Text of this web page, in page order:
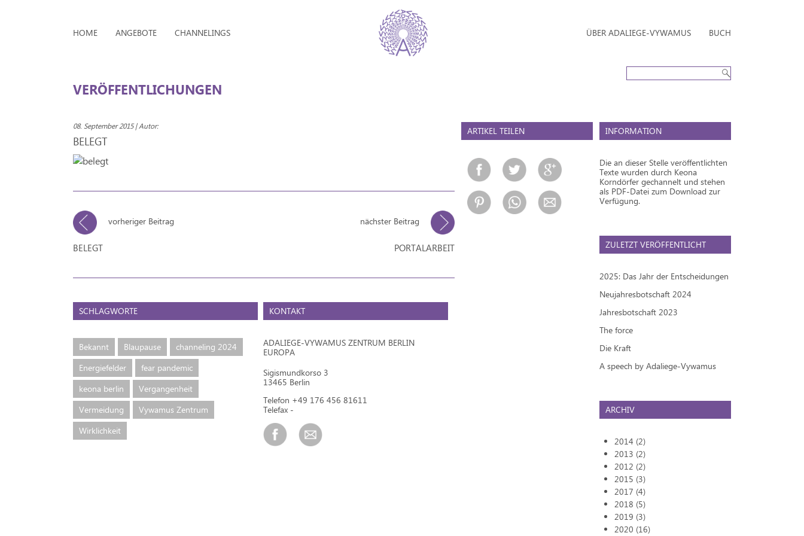
HOME ANGEBOTE CHANNELINGS ÜBER ADALIEGE-VYWAMUS BUCH
VERÖFFENTLICHUNGEN
08. September 2015 | Autor:
BELEGT
vorheriger Beitrag
BELEGT
nächster Beitrag
PORTALARBEIT
SCHLAGWORTE
Bekannt Blaupause
channeling 2024
Energiefelder
fear pandemic
keona berlin
Vergangenheit
Vermeidung
Vywamus Zentrum
Wirklichkeit
KONTAKT
ADALIEGE-VYWAMUS ZENTRUM BERLIN
EUROPA
Sigismundkorso 3
13465 Berlin
Telefon +49 176 456 81611
Telefax -
ARTIKEL TEILEN INFORMATION
Die an dieser Stelle veröffentlichten
Texte wurden durch Keona
Korndörfer gechannelt und stehen
als PDF-Datei zum Download zur
Verfügung.
ZULETZT VERÖFFENTLICHT
2025: Das Jahr der Entscheidungen
Neujahresbotschaft 2024
Jahresbotschaft 2023
The force
Die Kraft
A speech by Adaliege-Vywamus
ARCHIV
2014 (2)
2013 (2)
2012 (2)
2015 (3)
2017 (4)
2018 (5)
2019 (3)
2020 (16)